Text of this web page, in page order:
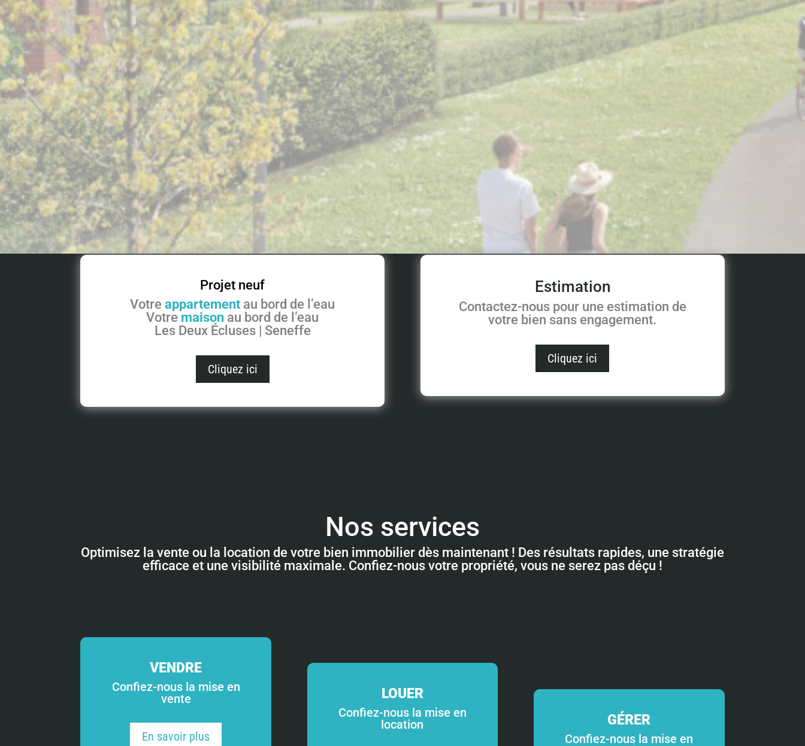
Projet neuf
Votreappartement au bord de l’eau
Votre maison au bord de l’eau
Les Deux Écluses | Seneffe
Cliquez ici
Estimation
Contactez-nous pour une estimation de
votre bien sans engagement.
Cliquez ici
Nos services
Optimisez la vente ou la location de votre bien immobilier dès maintenant ! Des résultats rapides, une stratégie
efficace et une visibilité maximale. Confiez-nous votre propriété, vous ne serez pas déçu !
VENDRE
Confiez-nous la mise en
vente
En savoir plus
LOUER
Confiez-nous la mise en
location
GÉRER
Confiez-nous la mise en